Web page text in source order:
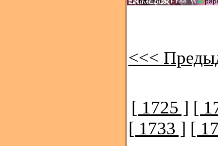
<<<
[ 1725 ] [
[ 1733 ] [